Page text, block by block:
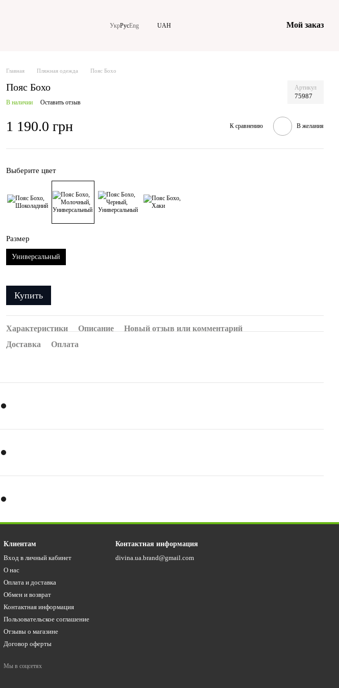
УкрРусEng UAH Мой заказ
Главная Пляжная одежда Пояс Бохо
Пояс Бохо Артикул
75987
В наличии Оставить отзыв
1 190.0 грн К сравнению В желания
Выберите цвет
Размер
Универсальный
Купить
Характеристики Описание
Новый отзыв или комментарий
Доставка
Оплата
Клиентам
Вход в личный кабинет
О нас
Оплата и доставка
Обмен и возврат
Контактная информация
Пользовательское соглашение
Отзывы о магазине
Договор оферты
Мы в соцсетях
Контактная информация
divina.ua.brand@gmail.com